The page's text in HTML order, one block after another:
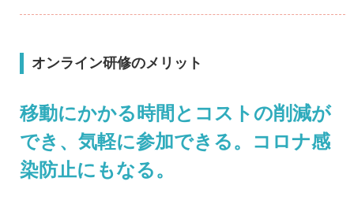
オンライン研修のメリット
移動にかかる時間とコストの削減が
でき、気軽に参加できる。コロナ感
染防止にもなる。